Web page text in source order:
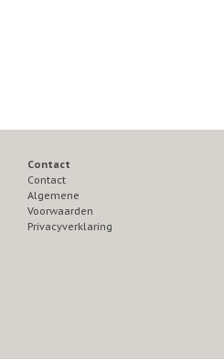
Contact
Contact
Algemene
Voorwaarden
Privacyverklaring